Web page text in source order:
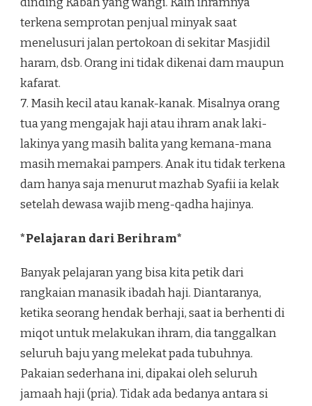
terkena semprotan penjual minyak saat
menelusuri jalan pertokoan di sekitar Masjidil
haram, dsb. Orang ini tidak dikenai dam maupun
kafarat.
7. Masih kecil atau kanak-kanak. Misalnya orang
tua yang mengajak haji atau ihram anak laki-
lakinya yang masih balita yang kemana-mana
masih memakai pampers. Anak itu tidak terkena
dam hanya saja menurut mazhab Syafii ia kelak
setelah dewasa wajib meng-qadha hajinya.
*Pelajaran dari Berihram*
Banyak pelajaran yang bisa kita petik dari
rangkaian manasik ibadah haji. Diantaranya,
ketika seorang hendak berhaji, saat ia berhenti di
miqot untuk melakukan ihram, dia tanggalkan
seluruh baju yang melekat pada tubuhnya.
Pakaian sederhana ini, dipakai oleh seluruh
jamaah haji (pria). Tidak ada bedanya antara si